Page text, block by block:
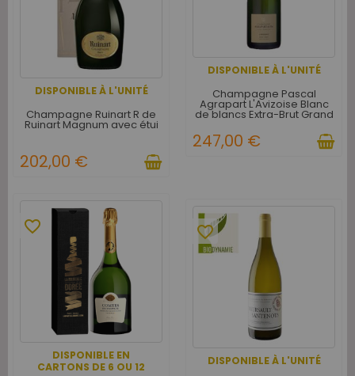
DISPONIBLE À L'UNITÉ
Champagne Ruinart R de
Ruinart Magnum avec étui
202,00 €
DISPONIBLE À L'UNITÉ
Champagne Pascal
Agrapart L'Avizoise Blanc
de blancs Extra-Brut Grand
247,00 €
DISPONIBLE EN
CARTONS DE 6 OU 12
favorite_border
DISPONIBLE À L'UNITÉ
favorite_border